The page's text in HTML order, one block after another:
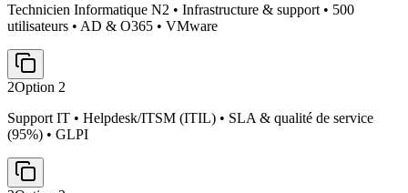
Technicien Informatique N2 • Infrastructure & support • 500
utilisateurs • AD & O365 • VMware
2Option 2
Support IT • Helpdesk/ITSM (ITIL) • SLA & qualité de service
(95%) • GLPI